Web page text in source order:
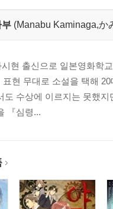
부 (Manabu Kaminaga,か
현 출신으로 일본영화학
표현 무대로 소설을 택해
도 수상에 이르지는 못했
『심령...